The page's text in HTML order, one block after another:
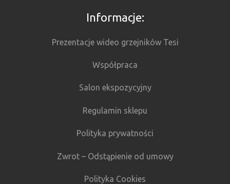
Informacje:
Prezentacje wideo grzejników Tesi
Współpraca
Salon ekspozycyjny
Regulamin sklepu
Polityka prywatności
Zwrot – Odstąpienie od umowy
Polityka Cookies